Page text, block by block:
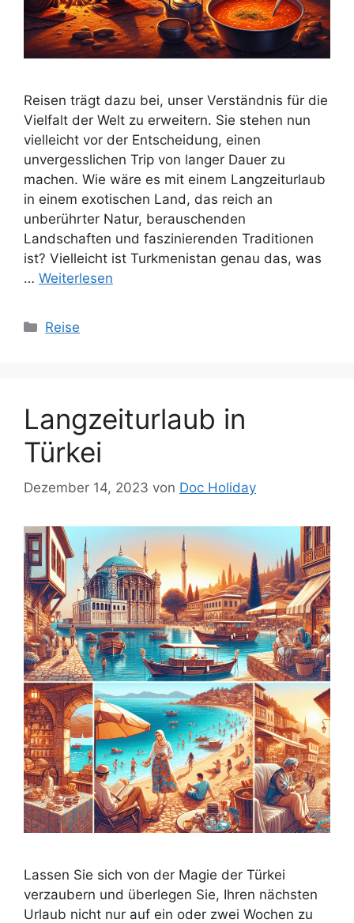
Reisen trägt dazu bei, unser Verständnis für die
Vielfalt der Welt zu erweitern. Sie stehen nun
vielleicht vor der Entscheidung, einen
unvergesslichen Trip von langer Dauer zu
machen. Wie wäre es mit einem Langzeiturlaub
in einem exotischen Land, das reich an
unberührter Natur, berauschenden
Landschaften und faszinierenden Traditionen
ist? Vielleicht ist Turkmenistan genau das, was
… Weiterlesen
Kategorien
Reise
Langzeiturlaub in
Türkei
Dezember 14, 2023 von Doc Holiday
Lassen Sie sich von der Magie der Türkei
verzaubern und überlegen Sie, Ihren nächsten
Urlaub nicht nur auf ein oder zwei Wochen zu